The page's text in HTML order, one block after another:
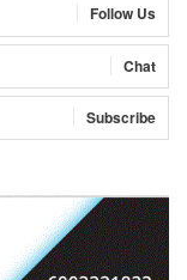
Follow Us
Chat
Subscribe